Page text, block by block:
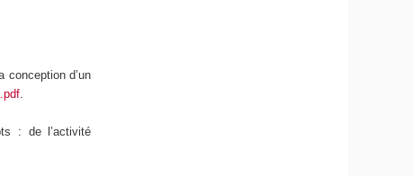
conception d’un
.
: de l’activité